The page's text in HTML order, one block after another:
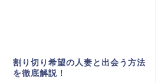
割り切り希望の人妻と出会う方法
を徹底解説！